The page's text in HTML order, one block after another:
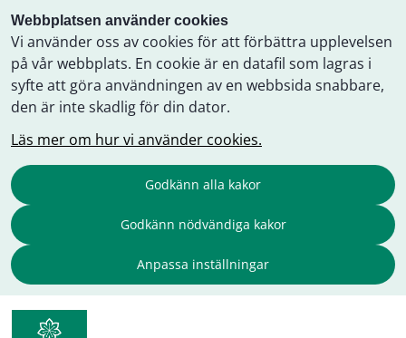
Webbplatsen använder cookies
Vi använder oss av cookies för att förbättra upplevelsen
på vår webbplats. En cookie är en datafil som lagras i
syfte att göra användningen av en webbsida snabbare,
den är inte skadlig för din dator.
Läs mer om hur vi använder cookies.
Godkänn alla kakor
Godkänn nödvändiga kakor
Anpassa inställningar